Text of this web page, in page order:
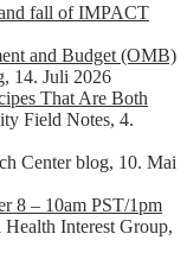
fall of IMPACT
and Budget (OMB)
, 14. Juli 2026
That Are Both
Field Notes, 4.
Center blog, 10. Mai
8 – 10am PST/1pm
Interest Group,